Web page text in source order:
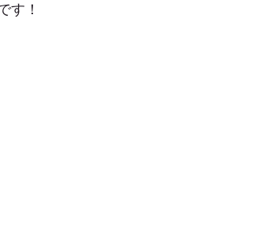
す！